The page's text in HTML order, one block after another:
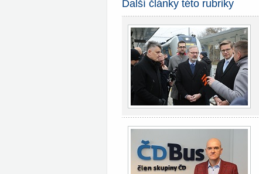
Další články této rubriky